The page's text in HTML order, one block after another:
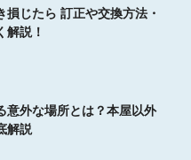
損じたら 訂正や交換方法・
解説！
意外な場所とは？本屋以外
解説